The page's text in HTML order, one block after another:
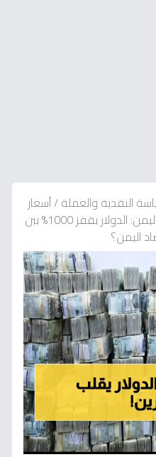
النقدية والعملة/أسعار
عاجل في اليمن: الدولار يقفز 1000% بين
اليمن؟